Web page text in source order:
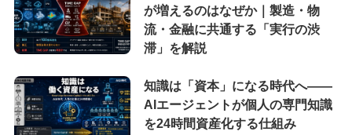
が増えるのはなぜか｜製造・物
流・金融に共通する「実行の渋
滞」を解説
知識は「資本」になる時代へ——
AIエージェントが個人の専門知識
を24時間資産化する仕組み